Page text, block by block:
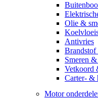
Olie &
Antivries
Brandstof
Smeren
Vetkoord
Carter- &
Motor